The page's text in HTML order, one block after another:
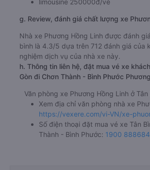
g. Review, đánh giá chất lượng xe
Nhà xe Phương Hồng Linh được đánh
bình là 4.3/5 dựa trên 712 đánh giá của
nghiệm dịch vụ của nhà xe này.
h. Thông tin liên hệ, đặt mua vé xe
Gòn đi Chơn Thành - Bình Phước
Văn phòng xe Phương Hồng Linh ở Tân
Xem địa chỉ văn phòng nhà xe
https://vexere.com/vi-VN/xe-
Số điện thoại đặt mua vé xe Tân
Thành - Bình Phước: 1900 888684